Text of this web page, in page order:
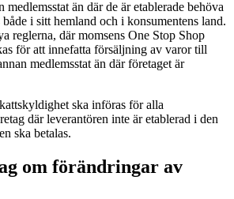
medlemsstat än där de är etablerade behöva
i sitt hemland och i konsumentens land.
reglerna, där momsens One Stop Shop
för att innefatta försäljning av varor till
medlemsstat än där företaget är
ska införas för alla
där leverantören inte är etablerad i den
ska betalas.
om förändringar av